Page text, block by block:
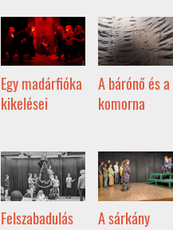
Egy madárfióka
kikelései
A bárónő és a
komorna
Felszabadulás A sárkány